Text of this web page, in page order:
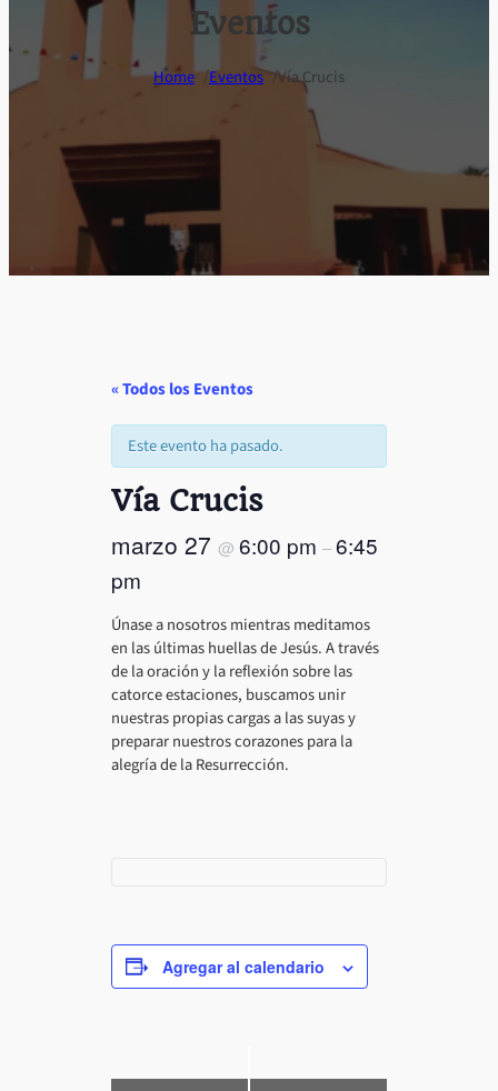
Eventos
Home /Eventos /Vía Crucis
« Todos los Eventos
Este evento ha pasado.
Vía Crucis
marzo 27 @ 6:00 pm –6:45
pm
Únase a nosotros mientras meditamos
en las últimas huellas de Jesús. A través
de la oración y la reflexión sobre las
catorce estaciones, buscamos unir
nuestras propias cargas a las suyas y
preparar nuestros corazones para la
alegría de la Resurrección.
Agregar al calendario